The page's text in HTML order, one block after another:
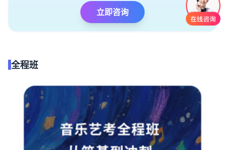
立即咨询
全程班